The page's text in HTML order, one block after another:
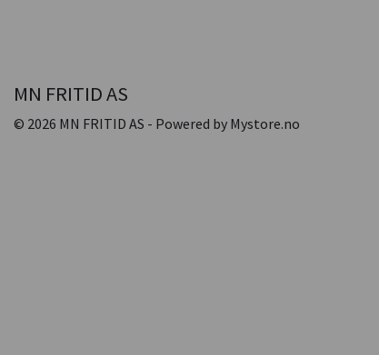
MN FRITID AS
© 2026 MN FRITID AS - Powered by Mystore.no